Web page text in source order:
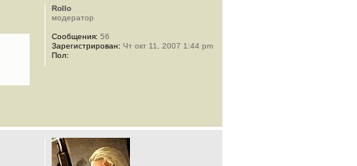
Rollo
модератор
Сообщения: 56
Зарегистрирован: Чт окт 11, 2007 1:44 pm
Пол: